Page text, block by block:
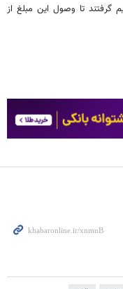
تا وصول این مبلغ از